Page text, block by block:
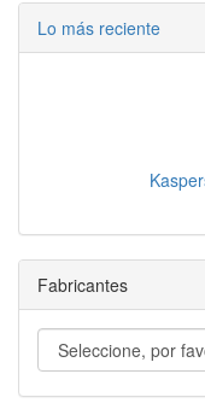
Lo más reciente
Fabricantes